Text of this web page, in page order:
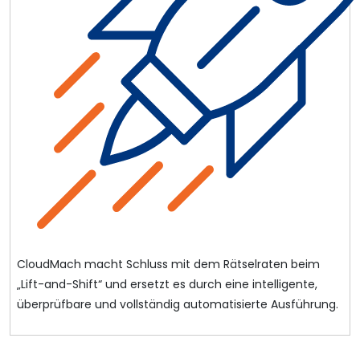
CloudMach macht Schluss mit dem Rätselraten beim
„Lift-and-Shift“ und ersetzt es durch eine intelligente,
überprüfbare und vollständig automatisierte Ausführung.